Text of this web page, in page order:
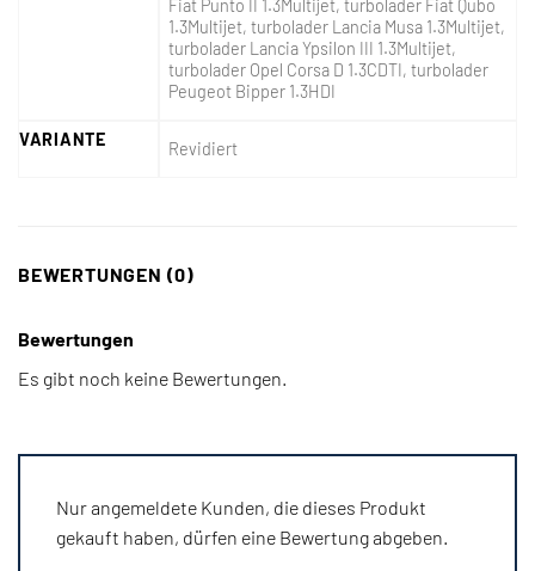
Fiat Punto II 1.3Multijet, turbolader Fiat Qubo
1.3Multijet, turbolader Lancia Musa 1.3Multijet,
turbolader Lancia Ypsilon III 1.3Multijet,
turbolader Opel Corsa D 1.3CDTI, turbolader
Peugeot Bipper 1.3HDI
VARIANTE Revidiert
BEWERTUNGEN (0)
Bewertungen
Es gibt noch keine Bewertungen.
Nur angemeldete Kunden, die dieses Produkt
gekauft haben, dürfen eine Bewertung abgeben.